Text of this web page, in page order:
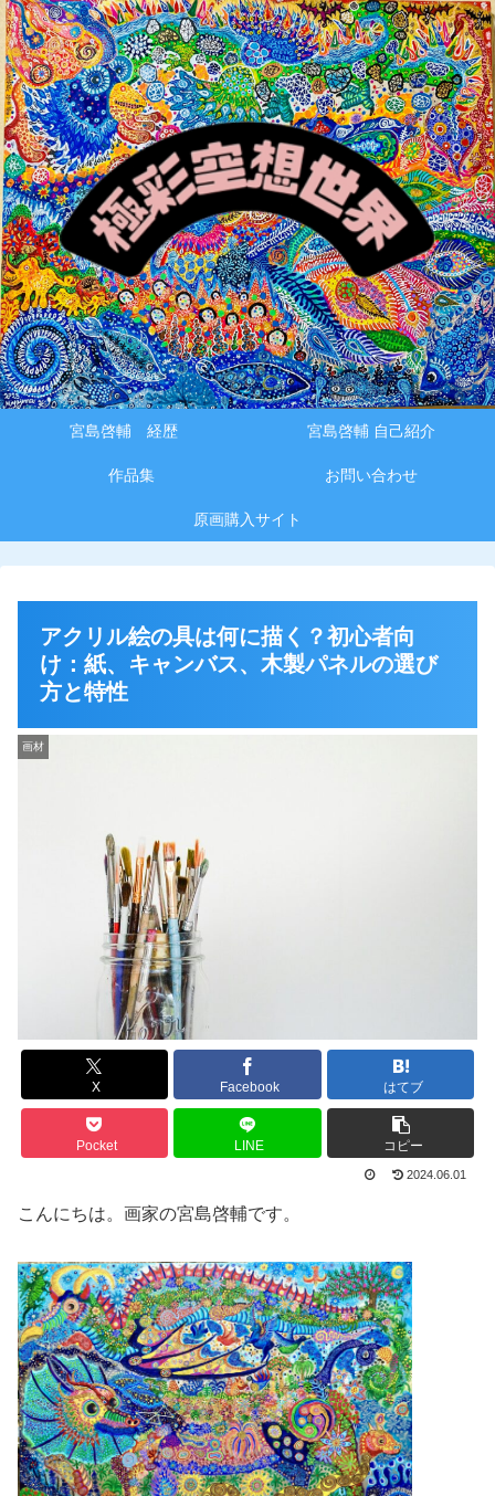
宮島啓輔 経歴 宮島啓輔 自己紹介
作品集 お問い合わせ
原画購入サイト
アクリル絵の具は何に描く？初心者向
け：紙、キャンバス、木製パネルの選び
方と特性
画材
X Facebook はてブ
Pocket LINE コピー
2024.06.01
こんにちは。画家の宮島啓輔です。
メニュー 検索